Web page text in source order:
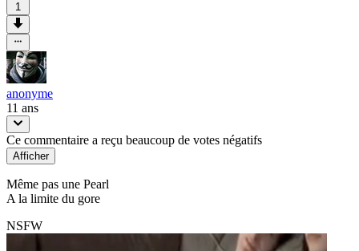
1
anonyme
11 ans
Ce commentaire a reçu beaucoup de votes négatifs
Afficher
Même pas une Pearl
A la limite du gore
NSFW